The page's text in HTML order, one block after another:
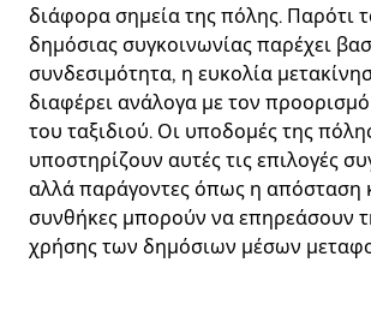
διάφορα σημεία της πόλης. Παρότι
δημόσιας συγκοινωνίας παρέχει
συνδεσιμότητα, η ευκολία
διαφέρει ανάλογα με τον
του ταξιδιού. Οι υποδομές της
υποστηρίζουν αυτές τις επιλογές
αλλά παράγοντες όπως η απόσταση
συνθήκες μπορούν να επηρεάσουν
χρήσης των δημόσιων μέσων